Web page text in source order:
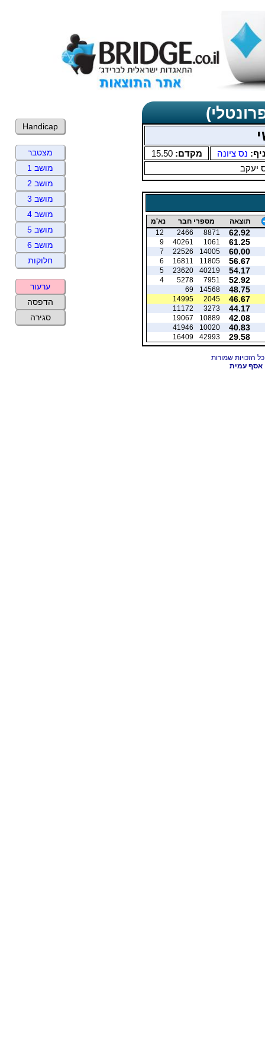
נס ציונה מקדם:15.50
יעקב
תוצאה מספרי חבר נא'מ
62.92
8871
2466
12
61.25
1061
40261
9
60.00
14005
22526
7
56.67
11805
16811
6
54.17
40219
23620
5
52.92
7951
5278
4
48.75
14568
69
46.67
2045
14995
44.17
3273
11172
42.08
10889
19067
40.83
10020
41946
29.58
42993
16409
אסף עמית
Handicap
מצטבר
מושב 1
מושב 2
מושב 3
מושב 4
מושב 5
מושב 6
חלוקות
ערעור
הדפסה
סגירה